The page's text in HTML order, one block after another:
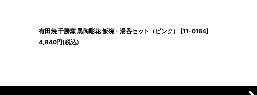
有田焼 千勝窯 黒陶彫花 飯碗・湯呑セット（ピンク） [11-0184]
4,840円(税込)